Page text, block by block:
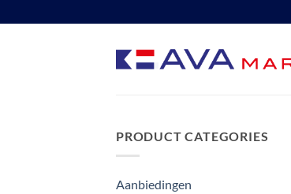
naar
PRODUCT CATEGORIES
Aanbiedingen